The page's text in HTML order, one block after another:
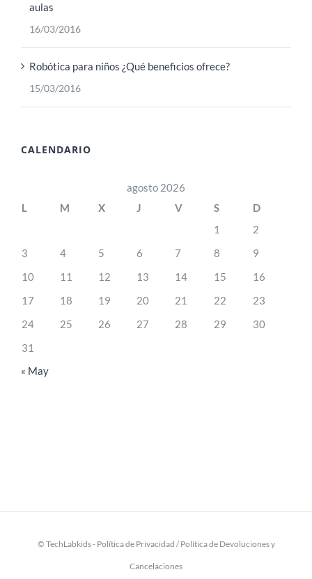
aulas
16/03/2016
Robótica para niños ¿Qué beneficios ofrece?
15/03/2016
CALENDARIO
agosto 2026
L
M X J V S
D
1
2
3
4 5 6 7 8
9
10
11 12 13 14 15
16
17
18 19 20 21 22
23
24
25 26 27 28 29
30
31
« May
© TechLabkids - Política de Privacidad /Política de Devoluciones y
Cancelaciones